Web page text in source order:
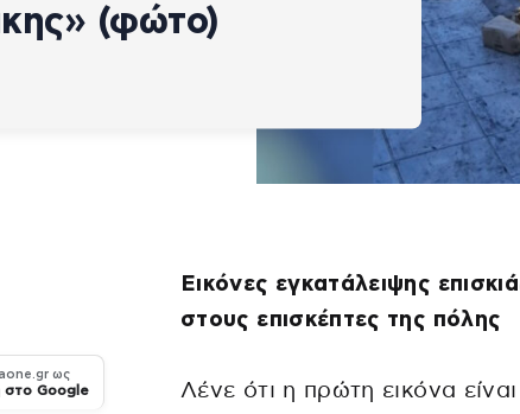
(φώτο)
ως
στο Google
Εικόνες εγκατάλειψης
στους επισκέπτες της πόλης
Λένε ότι η πρώτη εικόνα